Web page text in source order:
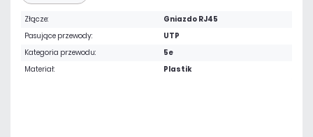
Złącze:
Gniazdo RJ45
Pasujące przewody:
UTP
Kategoria przewodu:
5e
Materiał:
Plastik